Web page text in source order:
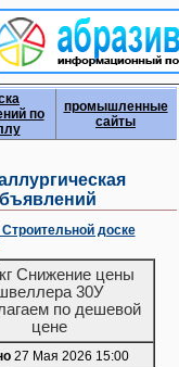
по
промышленные
сайты
Строительной доске
Снижение цены
30У
по дешевой
цене
27 Мая 2026 15:00